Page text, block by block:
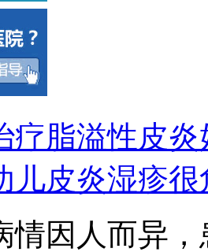
疗脂溢性皮
儿皮炎湿疹
情因人而异